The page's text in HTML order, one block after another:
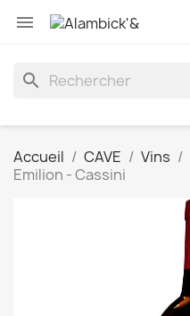

search
Accueil CAVE Vins
Emilion - Cassini